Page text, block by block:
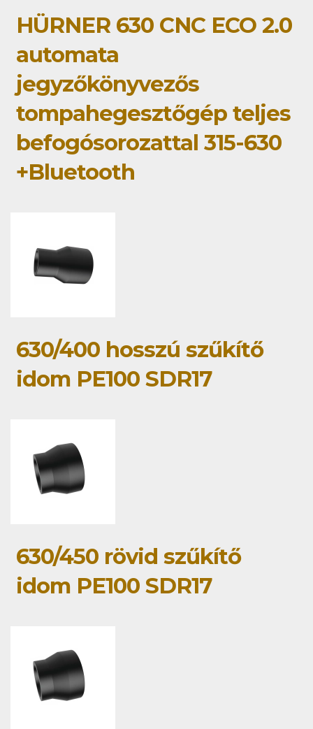
HÜRNER 630 CNC ECO 2.0
automata
jegyzőkönyvezős
tompahegesztőgép teljes
befogósorozattal 315-630
+Bluetooth
630/400 hosszú szűkítő
idom PE100 SDR17
630/450 rövid szűkítő
idom PE100 SDR17